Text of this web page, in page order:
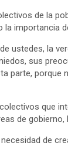
de la
la importancia
ustedes, la
sus
parte, porque
que
de
de